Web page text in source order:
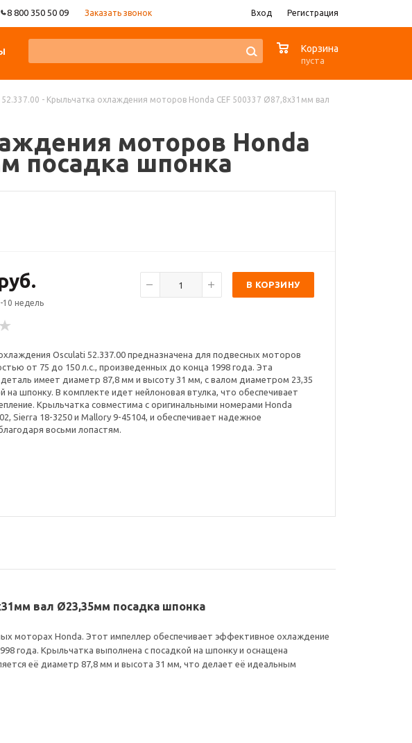
8 800 350 50 09 Заказать звонок Вход Регистрация
Корзина
пуста
52.337.00 - Крыльчатка охлаждения моторов Honda CEF 500337 Ø87,8x31мм вал
моторов Honda
посадка шпонка
10 недель
В КОРЗИНУ
Osculati 52.337.00 предназначена для подвесных моторов
от 75 до 150 л.с., произведенных до конца 1998 года. Эта
имеет диаметр 87,8 мм и высоту 31 мм, с валом диаметром 23,35
на шпонку. В комплекте идет нейлоновая втулка, что обеспечивает
Крыльчатка совместима с оригинальными номерами Honda
Sierra 18-3250 и Mallory 9-45104, и обеспечивает надежное
восьми лопастям.
вал Ø23,35мм посадка шпонка
моторах Honda. Этот импеллер обеспечивает эффективное охлаждение
года. Крыльчатка выполнена с посадкой на шпонку и оснащена
её диаметр 87,8 мм и высота 31 мм, что делает её идеальным